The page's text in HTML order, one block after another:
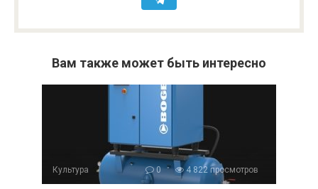
Вам также может быть интересно
Культура 0 4 822 просмотров